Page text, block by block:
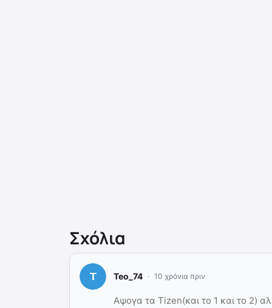
Σχόλια
Teo_74 10 χρόνια πριν
Αψογα τα Tizen(και το 1 και το 2)